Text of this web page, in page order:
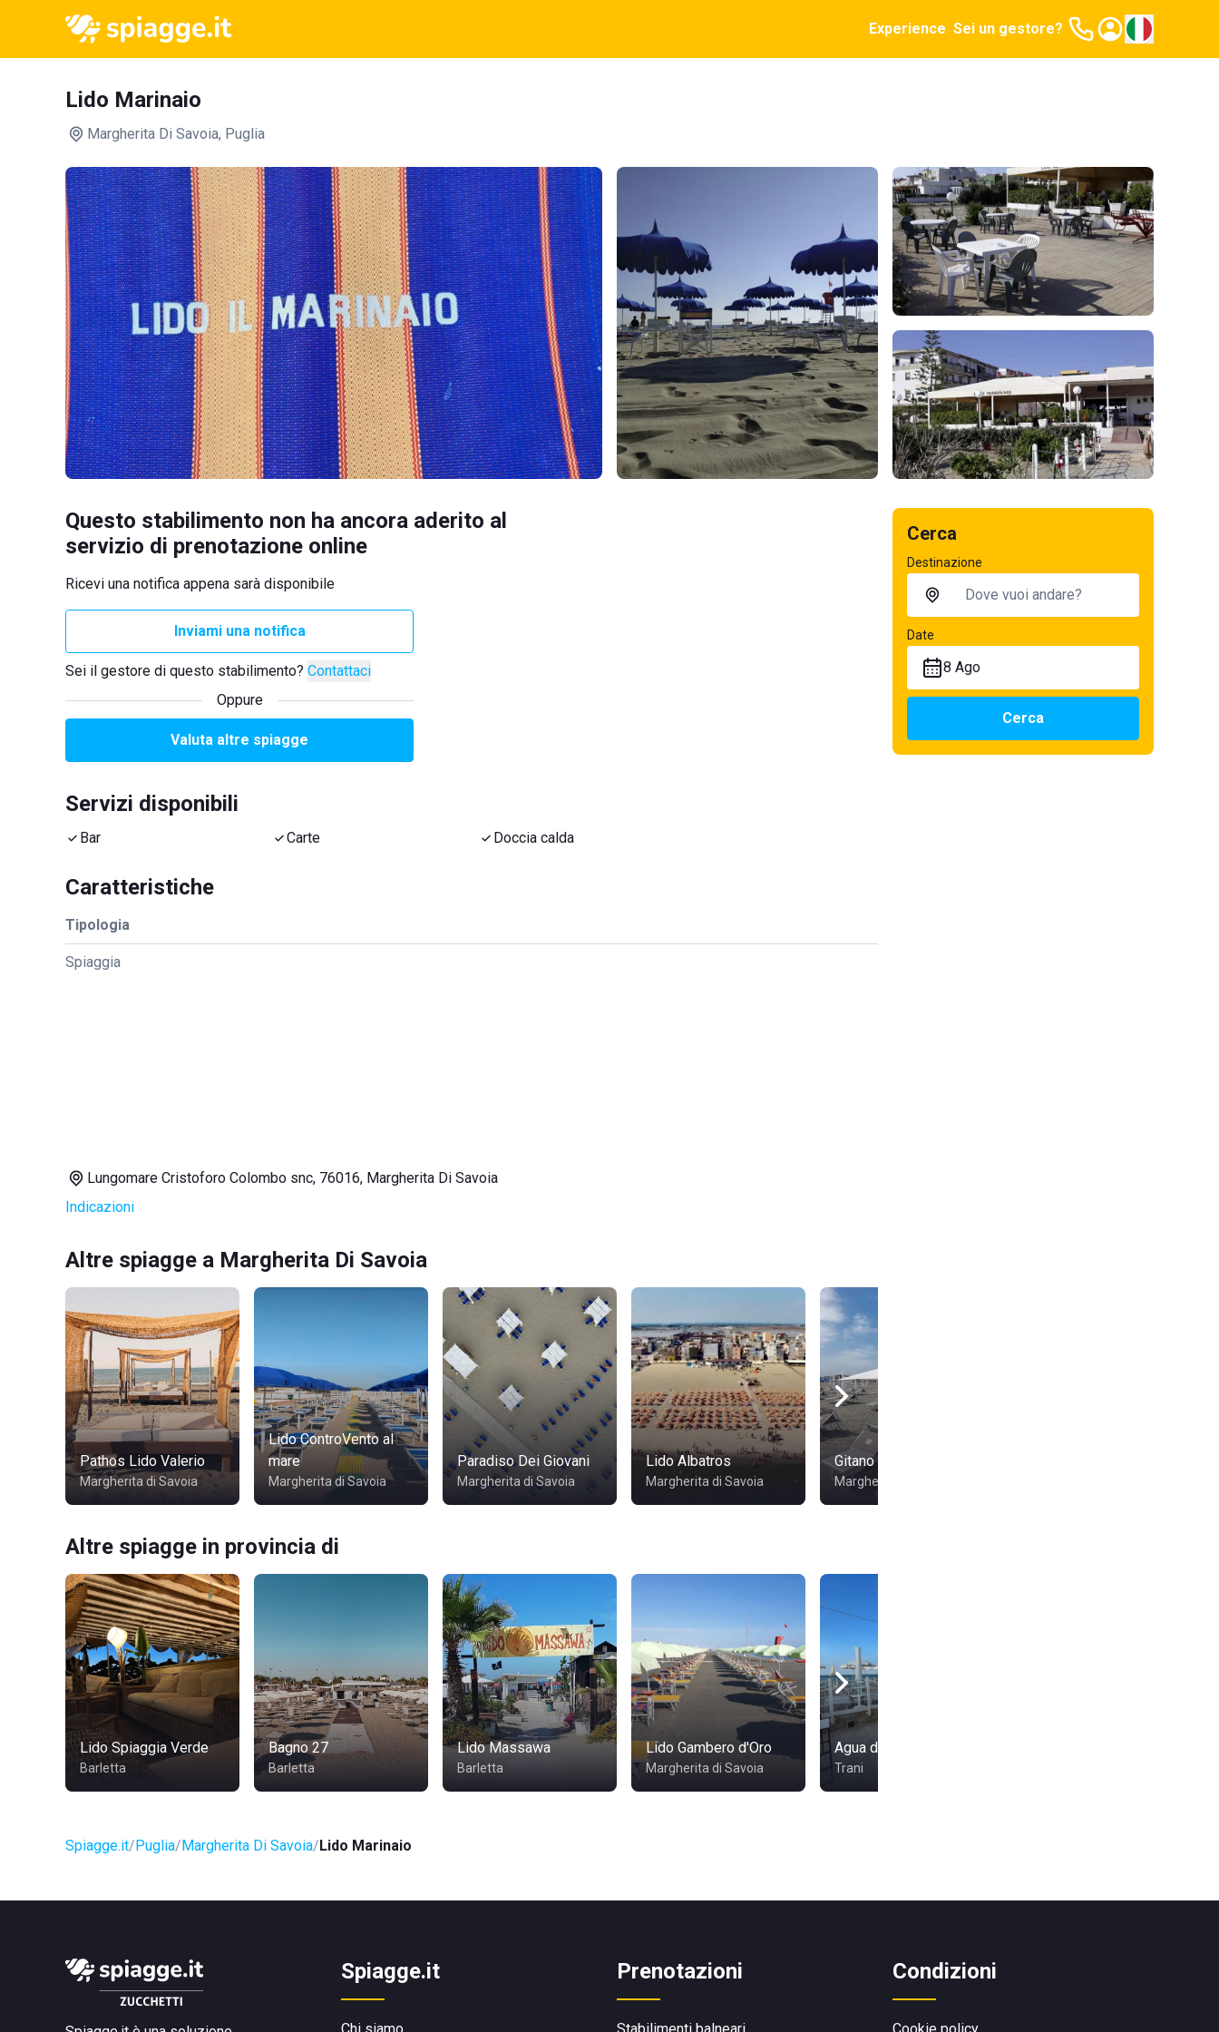
Experience Sei un gestore?
Lido Marinaio
Margherita Di Savoia, Puglia
Questo stabilimento non ha ancora aderito al
servizio di prenotazione online
Ricevi una notifica appena sarà disponibile
Inviami una notifica
Sei il gestore di questo stabilimento? Contattaci
Oppure
Valuta altre spiagge
Servizi disponibili
Bar Carte Doccia calda
Caratteristiche
Tipologia
Spiaggia
Lungomare Cristoforo Colombo snc, 76016, Margherita Di Savoia
Indicazioni
Altre spiagge a Margherita Di Savoia
Pathos Lido Valerio
Margherita di Savoia
Lido ControVento al
mare
Margherita di Savoia
Paradiso Dei Giovani
Margherita di Savoia
Lido Albatros
Margherita di Savoia
Gitano Cala Salada
Margherita di Savoia
Altre spiagge in provincia di
Lido Spiaggia Verde
Barletta
Bagno 27
Barletta
Lido Massawa
Barletta
Lido Gambero d'Oro
Margherita di Savoia
Agua de Coco
Trani
Spiagge.it Puglia Margherita Di Savoia Lido Marinaio
Cerca
Destinazione
Date
8 Ago
Cerca
Spiagge.it Prenotazioni Condizioni